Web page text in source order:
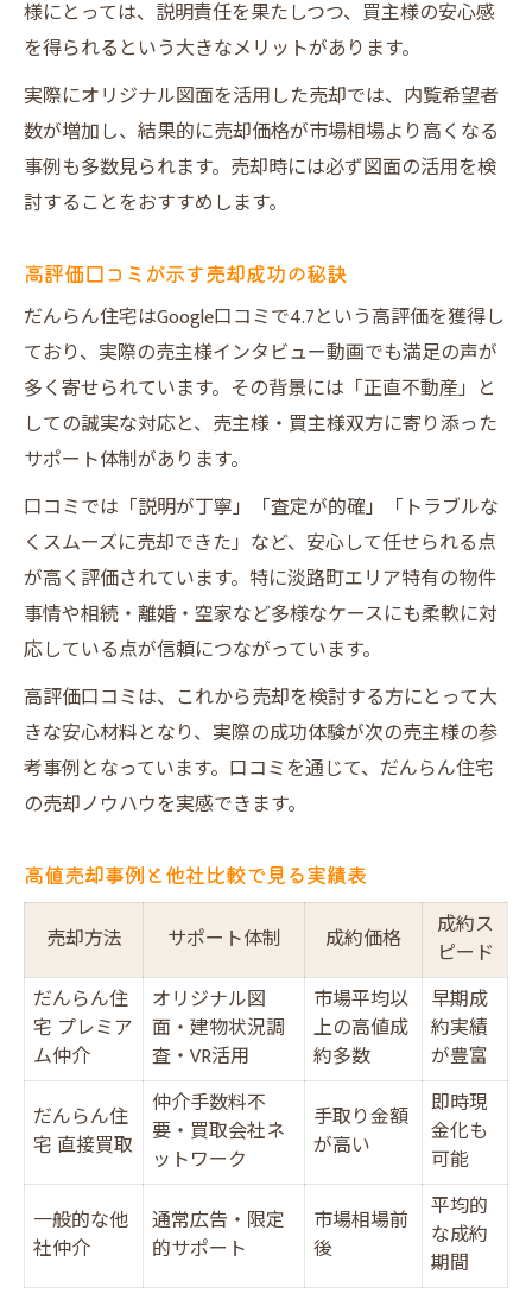
様にとっては、説明責任を果たしつつ、買主様の安心感
を得られるという大きなメリットがあります。
実際にオリジナル図面を活用した売却では、内覧希望者
数が増加し、結果的に売却価格が市場相場より高くなる
事例も多数見られます。売却時には必ず図面の活用を検
討することをおすすめします。
高評価口コミが示す売却成功の秘訣
だんらん住宅はGoogle口コミで4.7という高評価を獲得し
ており、実際の売主様インタビュー動画でも満足の声が
多く寄せられています。その背景には「正直不動産」と
しての誠実な対応と、売主様・買主様双方に寄り添った
サポート体制があります。
口コミでは「説明が丁寧」「査定が的確」「トラブルな
くスムーズに売却できた」など、安心して任せられる点
が高く評価されています。特に淡路町エリア特有の物件
事情や相続・離婚・空家など多様なケースにも柔軟に対
応している点が信頼につながっています。
高評価口コミは、これから売却を検討する方にとって大
きな安心材料となり、実際の成功体験が次の売主様の参
考事例となっています。口コミを通じて、だんらん住宅
の売却ノウハウを実感できます。
高値売却事例と他社比較で見る実績表
売却方法 サポート体制 成約価格
成約ス
ピード
だんらん住
宅 プレミア
ム仲介
オリジナル図
面・建物状況調
査・VR活用
市場平均以
上の高値成
約多数
早期成
約実績
が豊富
だんらん住
宅 直接買取
仲介手数料不
要・買取会社ネ
ットワーク
手取り金額
が高い
即時現
金化も
可能
一般的な他
社仲介
通常広告・限定
的サポート
市場相場前
後
平均的
な成約
期間